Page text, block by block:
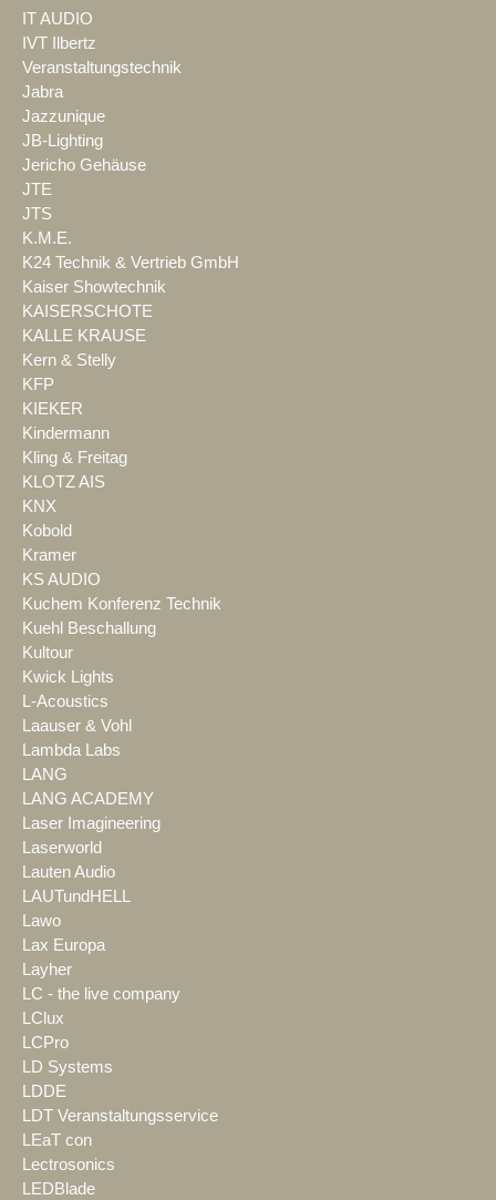
IT AUDIO
IVT Ilbertz
Veranstaltungstechnik
Jabra
Jazzunique
JB-Lighting
Jericho Gehäuse
JTE
JTS
K.M.E.
K24 Technik & Vertrieb GmbH
Kaiser Showtechnik
KAISERSCHOTE
KALLE KRAUSE
Kern & Stelly
KFP
KIEKER
Kindermann
Kling & Freitag
KLOTZ AIS
KNX
Kobold
Kramer
KS AUDIO
Kuchem Konferenz Technik
Kuehl Beschallung
Kultour
Kwick Lights
L-Acoustics
Laauser & Vohl
Lambda Labs
LANG
LANG ACADEMY
Laser Imagineering
Laserworld
Lauten Audio
LAUTundHELL
Lawo
Lax Europa
Layher
LC - the live company
LClux
LCPro
LD Systems
LDDE
LDT Veranstaltungsservice
LEaT con
Lectrosonics
LEDBlade